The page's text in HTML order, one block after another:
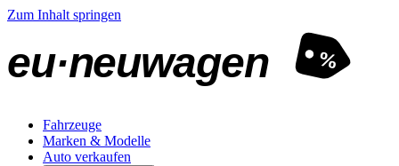
Zum Inhalt springen
eu·neuwagen %
Fahrzeuge
Marken & Modelle
Auto verkaufen